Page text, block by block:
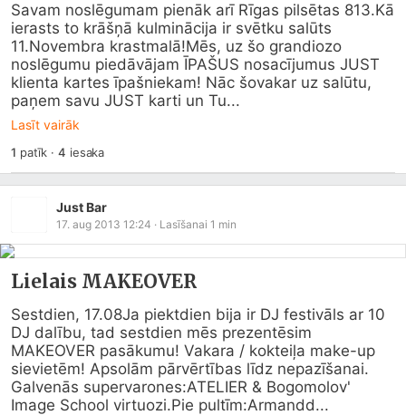
Savam noslēgumam pienāk arī Rīgas pilsētas 813.Kā
ierasts to krāšņā kulminācija ir svētku salūts
11.Novembra krastmalā!Mēs, uz šo grandiozo
noslēgumu piedāvājam ĪPAŠUS nosacījumus JUST
klienta kartes īpašniekam! Nāc šovakar uz salūtu,
paņem savu JUST karti un Tu...
Lasīt vairāk
1 patīk ·4 iesaka
Just Bar
17. aug 2013 12:24 · Lasīšanai 1 min
Lielais MAKEOVER
Sestdien, 17.08Ja piektdien bija ir DJ festivāls ar 10
DJ dalību, tad sestdien mēs prezentēsim
MAKEOVER pasākumu! Vakara / kokteiļa make-up
sievietēm! Apsolām pārvērtības līdz nepazīšanai.
Galvenās supervarones:ATELIER & Bogomolov'
Image School virtuozi.Pie pultīm:Armandd...